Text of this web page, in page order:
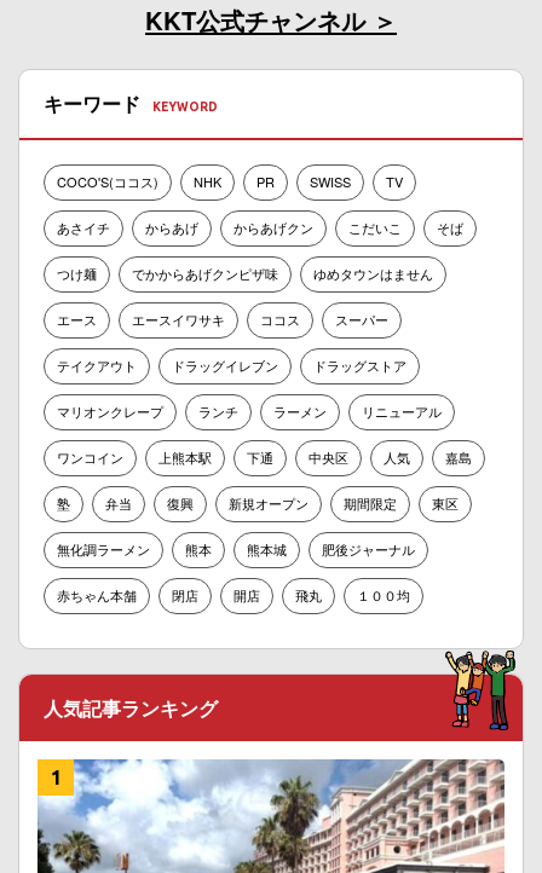
KKT公式チャンネル
キーワード
COCO'S(ココス) NHK PR SWISS TV
あさイチ からあげ からあげクン こだいこ そば
つけ麺 でかからあげクンピザ味 ゆめタウンはません
エース エースイワサキ ココス スーパー
テイクアウト ドラッグイレブン ドラッグストア
マリオンクレープ ランチ ラーメン リニューアル
ワンコイン 上熊本駅 下通 中央区 人気 嘉島
塾 弁当 復興 新規オープン 期間限定 東区
無化調ラーメン 熊本 熊本城 肥後ジャーナル
赤ちゃん本舗 閉店 開店 飛丸 １００均
人気記事ランキング